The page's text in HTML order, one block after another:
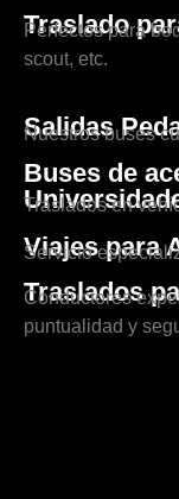
Traslado
Perfectos para
scout, etc.
Salidas
Nuestros buses
Buses de
Traslados en
Viajes para
Servicio
Traslados
Conductores
puntualidad y